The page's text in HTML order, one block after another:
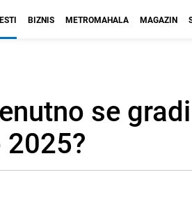
BIZNIS METROMAHALA MAGAZIN
se